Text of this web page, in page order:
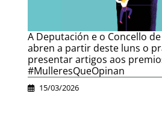
A Deputación e o Concello
abren a partir deste luns o
presentar artigos aos
#MulleresQueOpinan
15/03/2026